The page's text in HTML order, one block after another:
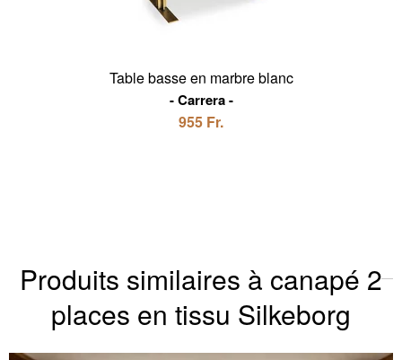
Table basse en marbre blanc
Carrera
955 Fr.
Produits similaires à canapé 2
places en tissu Silkeborg